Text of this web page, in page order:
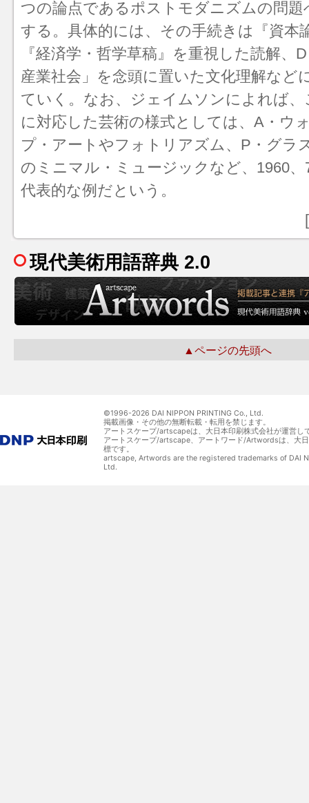
つの論点である ポストモダニズムの問題
する。具体的には、その手続きは『資本
『経済学・哲学草稿』を重視した読解、
産業社会」を念頭に置いた文化理解など
ていく。なお、ジェイムソンによれば、
に対応した芸術の様式としては、A・ウ
プ・アート やフォトリアズム、P・グラ
のミニマル・ミュージックなど、1960
代表的な例だという。
現代美術用語辞典 2.0
▲ページの先頭へ
©1996-2026 DAI NIPPON PRINTING Co., Ltd.
掲載画像・その他の無断転載・転用を禁じます。
アートスケープ/artscapeは、大日本印刷株式会社が運営し
アートスケープ/artscape、アートワード/Artwordsは、大
標です。
artscape, Artwords are the registered trademarks of DAI
Ltd.